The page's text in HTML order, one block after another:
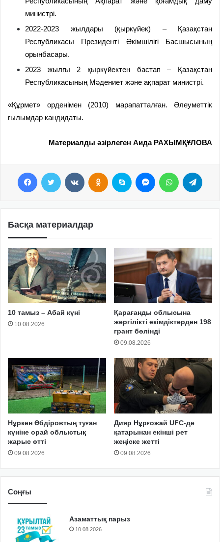
министрі.
2022-2023 жылдары (қыркүйек) – Қазақстан
Республикасы Президенті Әкімшілігі Басшысының
орынбасары.
2023 жылғы 2 қыркүйектен бастап – Қазақстан
Республикасының Мәдениет және ақпарат министрі.
«Құрмет» орденімен (2010) марапатталған. Әлеуметтік
ғылымдар кандидаты.
Материалды әзірлеген Аида РАХЫМҚҰЛОВА
Басқа материалдар
10 тамыз – Абай күні
10.08.2026
Қарағанды облысына
жергілікті әкімдіктерден 198
грант бөлінді
09.08.2026
Нұркен Әбдіровтың туған
күніне орай облыстық
жарыс өтті
09.08.2026
Дияр Нұрғожай UFC-де
қатарынан екінші рет
жеңіске жетті
09.08.2026
Соңғы
Азаматтық парыз
10.08.2026